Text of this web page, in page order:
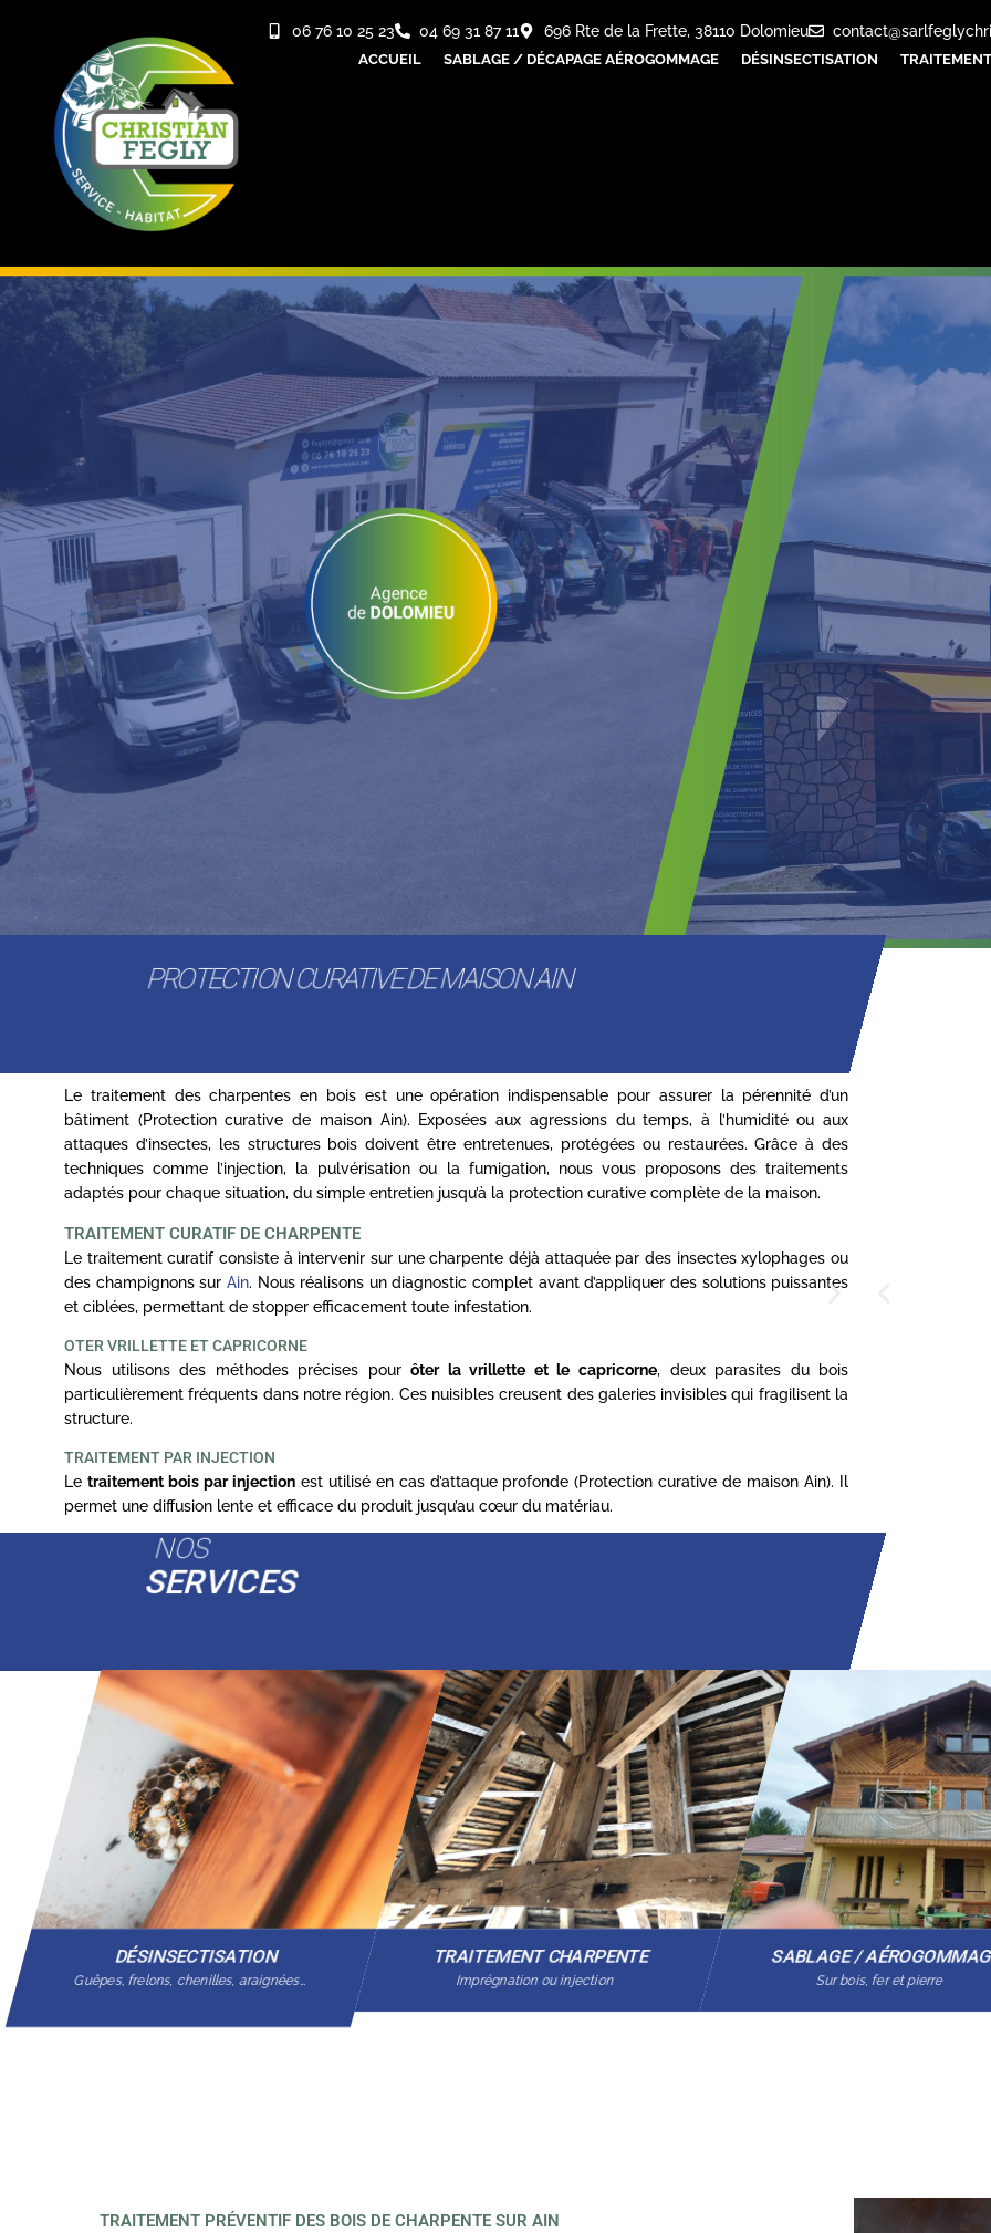
06 76 10 25 23 04 69 31 87 11 696 Rte de la Frette, 38110 Dolomieu
ACCUEIL SABLAGE / DÉCAPAGE AÉROGOMMAGE DÉSINSECTISATION
PROTECTION CURATIVE DE MAISON AIN
Le traitement des charpentes en bois est une opération indispensable pour assurer la pérennité d’un
bâtiment (Protection curative de maison Ain). Exposées aux agressions du temps, à l’humidité ou aux
attaques d’insectes, les structures bois doivent être entretenues, protégées ou restaurées. Grâce à des
techniques comme l’injection, la pulvérisation ou la fumigation, nous vous proposons des traitements
adaptés pour chaque situation, du simple entretien jusqu’à la protection curative complète de la maison.
TRAITEMENT CURATIF DE CHARPENTE
Le traitement curatif consiste à intervenir sur une charpente déjà attaquée par des insectes xylophages ou
des champignons sur Ain. Nous réalisons un diagnostic complet avant d’appliquer des solutions puissantes
et ciblées, permettant de stopper efficacement toute infestation.
OTER VRILLETTE ET CAPRICORNE
Nous utilisons des méthodes précises pourôter la vrillette et le capricorne, deux parasites du bois
particulièrement fréquents dans notre région. Ces nuisibles creusent des galeries invisibles qui fragilisent la
structure.
TRAITEMENT PAR INJECTION
Le traitement bois par injectionest utilisé en cas d’attaque profonde (Protection curative de maison Ain). Il
permet une diffusion lente et efficace du produit jusqu’au cœur du matériau.
NOS
SERVICES
DÉSINSECTISATION
Guêpes, frelons, chenilles, araignées…
TRAITEMENT CHARPENTE
Imprégnation ou injection
SABLAGE /
Sur bois, fer et pierre
TRAITEMENT PRÉVENTIF DES BOIS DE CHARPENTE SUR AIN